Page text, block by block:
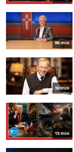
90 min
30 min
15 min